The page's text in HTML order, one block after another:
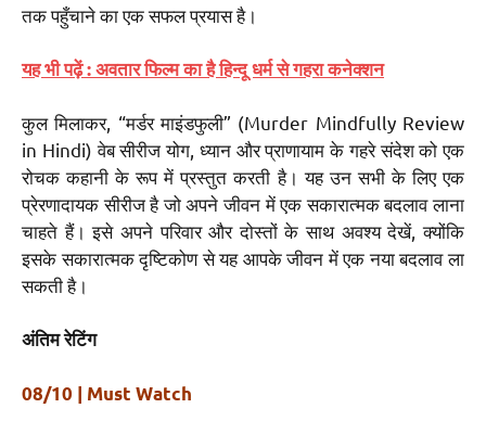
तक पहुँचाने का एक सफल प्रयास है।
यह भी पढ़ें : अवतार फिल्म का है हिन्दू धर्म से गहरा कनेक्शन
कुल मिलाकर, “मर्डर माइंडफुली” (Murder Mindfully Review
in Hindi) वेब सीरीज योग, ध्यान और प्राणायाम के गहरे संदेश को एक
रोचक कहानी के रूप में प्रस्तुत करती है। यह उन सभी के लिए एक
प्रेरणादायक सीरीज है जो अपने जीवन में एक सकारात्मक बदलाव लाना
चाहते हैं। इसे अपने परिवार और दोस्तों के साथ अवश्य देखें, क्योंकि
इसके सकारात्मक दृष्टिकोण से यह आपके जीवन में एक नया बदलाव ला
सकती है।
अंतिम रेटिंग
08/10 | Must Watch